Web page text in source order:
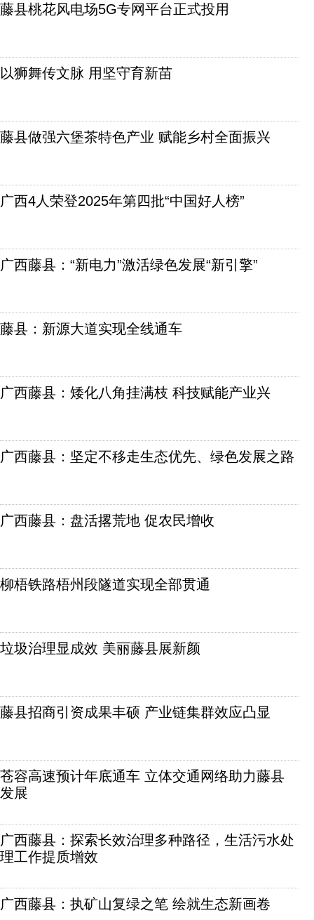
藤县桃花风电场5G专网平台正式投用
以狮舞传文脉 用坚守育新苗
藤县做强六堡茶特色产业 赋能乡村全面振兴
广西4人荣登2025年第四批“中国好人榜”
广西藤县：“新电力”激活绿色发展“新引擎”
藤县：新源大道实现全线通车
广西藤县：矮化八角挂满枝 科技赋能产业兴
广西藤县：坚定不移走生态优先、绿色发展之路
广西藤县：盘活撂荒地 促农民增收
柳梧铁路梧州段隧道实现全部贯通
垃圾治理显成效 美丽藤县展新颜
藤县招商引资成果丰硕 产业链集群效应凸显
苍容高速预计年底通车 立体交通网络助力藤县
发展
广西藤县：探索长效治理多种路径，生活污水处
理工作提质增效
广西藤县：执矿山复绿之笔 绘就生态新画卷